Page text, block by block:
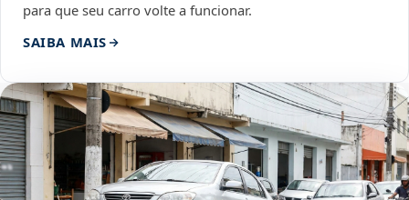
para que seu carro volte a funcionar.
SAIBA MAIS